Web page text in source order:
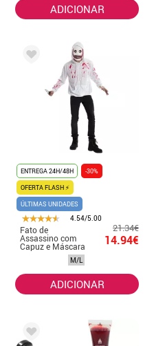
ADICIONAR
ENTREGA 24H/48H
-30%
OFERTA FLASH ⚡
ÚLTIMAS UNIDADES
4.54/5.00
Fato de
Assassino com
Capuz e Máscara
para homem
21.34€
14.94€
M/L
ADICIONAR